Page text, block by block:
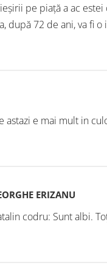
pe piaţă a ac estei
după 72 de ani, va fi
astazi e mai mult in
ERIZANU
codru: Sunt albi.